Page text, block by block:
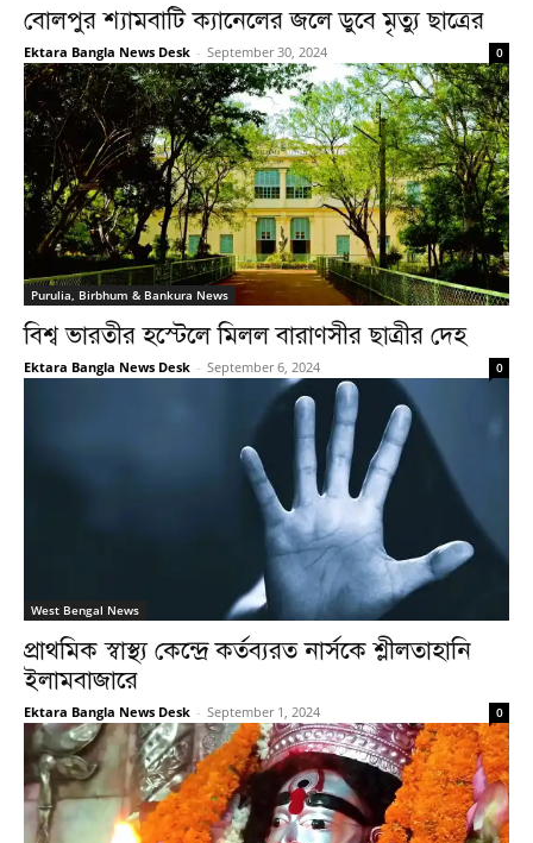
বোলপুর শ্যামবাটি ক্যানেলের জলে ডুবে মৃত্যু ছাত্রের
Ektara Bangla News Desk - September 30, 2024 0
Purulia, Birbhum & Bankura News
বিশ্ব ভারতীর হস্টেলে মিলল বারাণসীর ছাত্রীর দেহ
Ektara Bangla News Desk - September 6, 2024 0
West Bengal News
প্রাথমিক স্বাস্থ্য কেন্দ্রে কর্তব্যরত নার্সকে শ্লীলতাহানি
ইলামবাজারে
Ektara Bangla News Desk - September 1, 2024 0